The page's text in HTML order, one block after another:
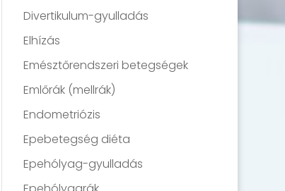
Divertikulum-gyulladás
Elhízás
Emésztőrendszeri betegségek
Emlőrák (mellrák)
Endometriózis
Epebetegség diéta
Epehólyag-gyulladás